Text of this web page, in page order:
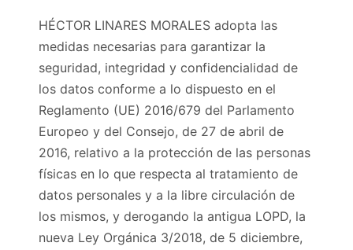
HÉCTOR LINARES MORALES adopta las
medidas necesarias para garantizar la
seguridad, integridad y confidencialidad de
los datos conforme a lo dispuesto en el
Reglamento (UE) 2016/679 del Parlamento
Europeo y del Consejo, de 27 de abril de
2016, relativo a la protección de las personas
físicas en lo que respecta al tratamiento de
datos personales y a la libre circulación de
los mismos, y derogando la antigua LOPD, la
nueva Ley Orgánica 3/2018, de 5 diciembre,